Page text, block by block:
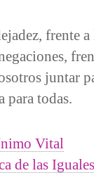
frente
juntar
para todas.
Vital
de las Iguales